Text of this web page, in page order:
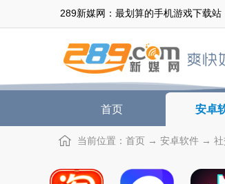
289新媒网：最划算的手机游戏下载站
首页 安卓
当前位置： 首页 → 安卓软件 →